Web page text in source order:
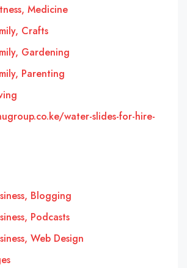
Medicine
Crafts
Gardening
Parenting
water-slides-for-hire-
Blogging
Podcasts
Web Design